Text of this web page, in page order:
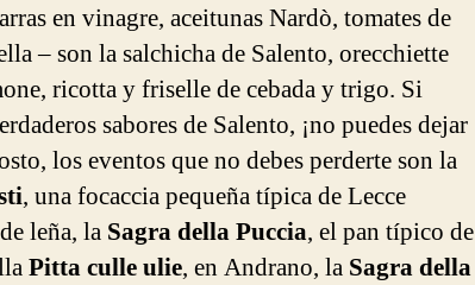
en vinagre, aceitunas Nardò, tomates de
– son la salchicha de Salento, orecchiette
ricotta y friselle de cebada y trigo. Si
sabores de Salento, ¡no puedes dejar
los eventos que no debes perderte son la
, una focaccia pequeña típica de Lecce
leña, la Sagra della Puccia, el pan típico de
Pitta culle ulie, en Andrano, la Sagra della